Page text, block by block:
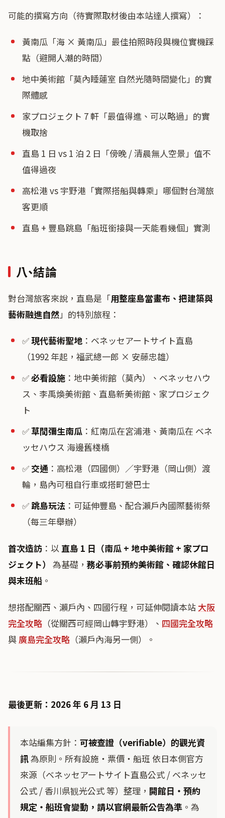
可能的撰寫方向（待實際取材後由本站達人撰寫）：
黃南瓜「海 × 黃南瓜」最佳拍照時段與機位實機踩
點（避開人潮的時間）
地中美術館「莫內睡蓮室 自然光隨時間變化」的實
際體感
家プロジェクト 7 軒「最值得進、可以略過」的實
機取捨
直島 1 日 vs 1 泊 2 日「傍晚 / 清晨無人空景」值不
值得過夜
高松港 vs 宇野港「實際搭船與轉乘」哪個對台灣旅
客更順
直島 + 豐島跳島「船班銜接與一天能看幾個」實測
八、結論
對台灣旅客來說，直島是「用整座島當畫布、把建築與
藝術融進自然」的特別旅程：
✅現代藝術聖地 ：ベネッセアートサイト直島
（1992 年起，福武總一郎 × 安藤忠雄）
✅必看設施 ：地中美術館（莫內）、ベネッセハウ
ス、李禹煥美術館、直島新美術館、家プロジェク
ト
✅草間彌生南瓜 ：紅南瓜在宮浦港、黃南瓜在 ベネ
ッセハウス 海邊舊棧橋
✅ 交通 ：高松港（四國側）／宇野港（岡山側）渡
輪，島內可租自行車或搭町營巴士
✅跳島玩法 ：可延伸豐島、配合瀨戶內國際藝術祭
（每三年舉辦）
首次造訪 ：以直島 1 日（南瓜 + 地中美術館 + 家プロ
ジェクト） 為基礎， 務必事前預約美術館、確認休館日
與末班船 。
想搭配關西、瀨戶內、四國行程，可延伸閱讀本站 大阪
完全攻略 （從關西可經岡山轉宇野港）、 四國完全攻略
與廣島完全攻略 （瀨戶內海另一側）。
最後更新：2026 年 6 月 13 日
本站編集方針： 可被查證（verifiable）的觀光資
訊為原則。所有設施・票價・船班 依日本側官方
來源（ベネッセアートサイト直島公式 / ベネッセ
公式 / 香川県観光公式 等）整理， 開館日・預約
規定・船班會變動，請以官網最新公告為準 。為